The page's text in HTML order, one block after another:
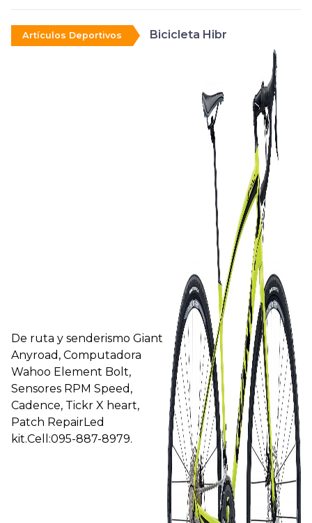
Artículos Deportivos Bicicleta Hibr
De ruta y senderismo Giant
Anyroad, Computadora
Wahoo Element Bolt,
Sensores RPM Speed,
Cadence, Tickr X heart,
Patch RepairLed
kit.Cell:095-887-8979.